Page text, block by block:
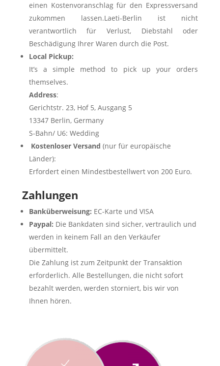
einen Kostenvoranschlag für den Expressversand
zukommen lassen.Laeti-Berlin ist nicht
verantwortlich für Verlust, Diebstahl oder
Beschädigung Ihrer Waren durch die Post.
Local Pickup:
It’s a simple method to pick up your orders
themselves.
Address:
Gerichtstr. 23, Hof 5, Ausgang 5
13347 Berlin, Germany
S-Bahn/ U6: Wedding
Kostenloser Versand (nur für europäische
Länder):
Erfordert einen Mindestbestellwert von 200 Euro.
Zahlungen
Banküberweisung: EC-Karte und VISA
Paypal: Die Bankdaten sind sicher, vertraulich und
werden in keinem Fall an den Verkäufer
übermittelt.
Die Zahlung ist zum Zeitpunkt der Transaktion
erforderlich. Alle Bestellungen, die nicht sofort
bezahlt werden, werden storniert, bis wir von
Ihnen hören.